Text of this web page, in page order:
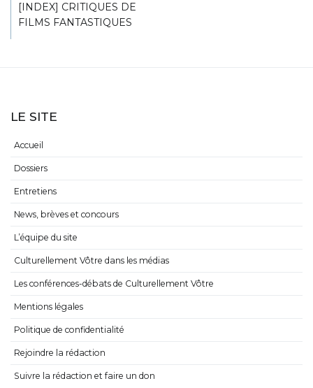
[INDEX] CRITIQUES DE
FILMS FANTASTIQUES
LE SITE
Accueil
Dossiers
Entretiens
News, brèves et concours
L’équipe du site
Culturellement Vôtre dans les médias
Les conférences-débats de Culturellement Vôtre
Mentions légales
Politique de confidentialité
Rejoindre la rédaction
Suivre la rédaction et faire un don